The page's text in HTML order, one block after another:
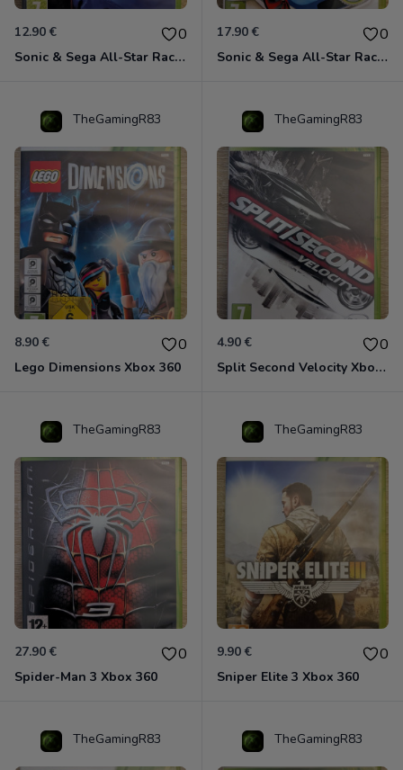
12.90 € 0
Sonic & Sega All-Star Racing avec Banjo-Kazooie Xbox 360
17.90 € 0
Sonic & Sega All-Star Racing - Transformed Xbox 360
TheGamingR83
8.90 € 0
Lego Dimensions Xbox 360
TheGamingR83
4.90 € 0
Split Second Velocity Xbox 360
TheGamingR83
27.90 € 0
Spider-Man 3 Xbox 360
TheGamingR83
9.90 € 0
Sniper Elite 3 Xbox 360
TheGamingR83 TheGamingR83